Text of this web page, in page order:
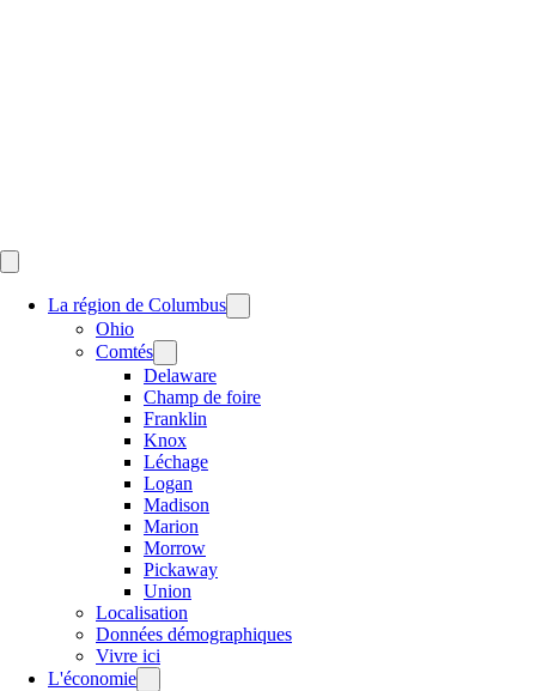
La région de Columbus
Ohio
Comtés
Delaware
Champ de foire
Franklin
Knox
Léchage
Logan
Madison
Marion
Morrow
Pickaway
Union
Localisation
Données démographiques
Vivre ici
L'économie